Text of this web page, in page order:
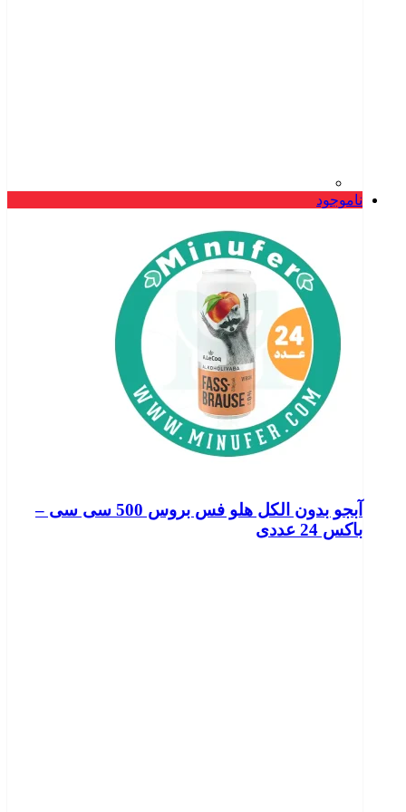
ناموجود
آبجو بدون الکل هلو فس بروس 500 سی سی –
باکس 24 عددی